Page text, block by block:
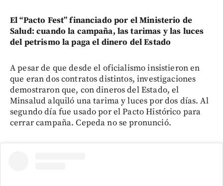
El “Pacto Fest” financiado por el Ministerio de
Salud: cuando la campaña, las tarimas y las luces
del petrismo la paga el dinero del Estado
A pesar de que desde el oficialismo insistieron en
que eran dos contratos distintos, investigaciones
demostraron que, con dineros del Estado, el
Minsalud alquiló una tarima y luces por dos días. Al
segundo día fue usado por el Pacto Histórico para
cerrar campaña. Cepeda no se pronunció.